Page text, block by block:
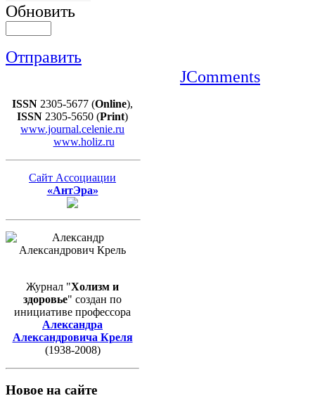
Обновить
Отправить
JComments
ISSN 2305-5677 (Online),
ISSN 2305-5650 (Print)
www.journal.celenie.ru
www.holiz.ru
Сайт Ассоциации
«АнтЭра»
Журнал "Холизм и
здоровье" создан по
инициативе профессора
Александра
Александровича Креля
(1938-2008)
Новое на сайте